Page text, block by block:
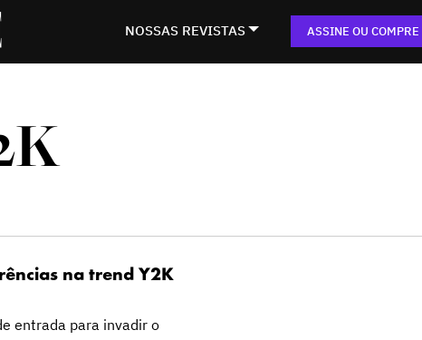
NOSSAS REVISTAS ASSINE OU COMPRE
na trend Y2K
entrada para invadir o